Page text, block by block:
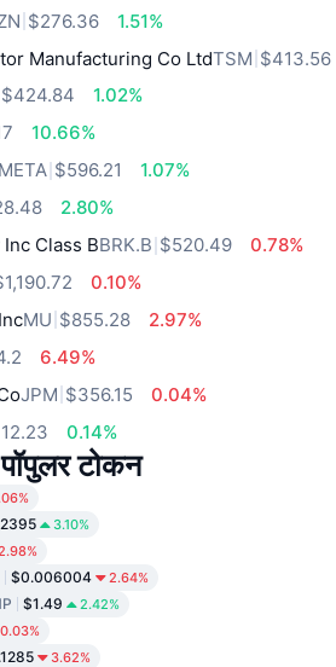
$276.36
1.51%
Manufacturing Co LtdTSM $413.56
$424.84
1.02%
10.66%
META $596.21
1.07%
2.80%
Class BBRK.B $520.49
0.78%
0.10%
MU $855.28
2.97%
6.49%
JPM $356.15
0.04%
0.14%
टोकन
3.10%
2.98%
$0.006004 2.64%
$1.49 2.42%
0.03%
3.62%